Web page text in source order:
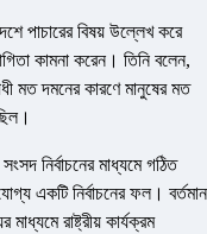
পাচারের বিষয় উল্লেখ করে
কামনা করেন। তিনি বলেন,
মত দমনের কারণে মানুষের মত
নির্বাচনের মাধ্যমে গঠিত
একটি নির্বাচনের ফল। বর্তমান
রাষ্ট্রীয় কার্যক্রম